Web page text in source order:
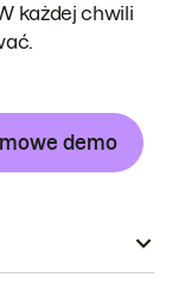
każdej chwili
demo